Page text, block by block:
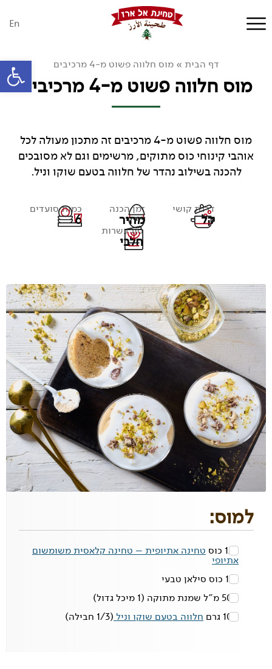
פתח
En
דף הבית »מוס חלווה פשוט מ-4 מרכיבים
מוס חלווה פשוט מ-4 מרכיבים
מוס חלווה פשוט מ-4 מרכיבים זה מתכון מעולה לכל
אוהבי קינוחי כוס מתוקים, מרשימים וגם לא מסובכים
להכנה בשילוב נהדר של חלווה בטעם שוקו וניל.
דרגת קושי
קל
זמן הכנה
מהיר
כמות סועדים
6
סוג כשרות
חלבי
למוס:
1/2 כוס טחינה אתיופית – טחינה קלאסית משומשום
אתיופי
1/3 כוס
סילאן טבעי
500 מ"ל
שמנת מתוקה (1 מיכל גדול)
100 גרם
חלווה בטעם שוקו וניל (1/3 חבילה)